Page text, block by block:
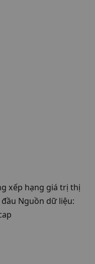
xếp hạng giá trị thị
Nguồn dữ liệu: